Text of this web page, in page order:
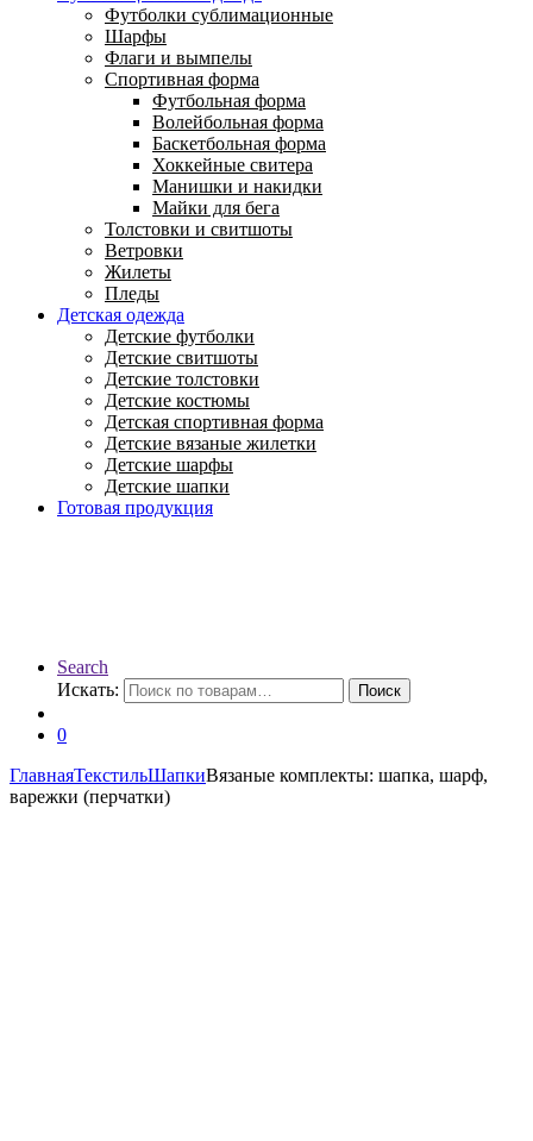
Футболки сублимационные
Шарфы
Флаги и вымпелы
Спортивная форма
Футбольная форма
Волейбольная форма
Баскетбольная форма
Хоккейные свитера
Манишки и накидки
Майки для бега
Толстовки и свитшоты
Ветровки
Жилеты
Пледы
Детская одежда
Детские футболки
Детские свитшоты
Детские толстовки
Детские костюмы
Детская спортивная форма
Детские вязаные жилетки
Детские шарфы
Детские шапки
Готовая продукция
Search
Искать:
Поиск
0
ГлавнаяТекстильШапкиВязаные комплекты: шапка, шарф,
варежки (перчатки)